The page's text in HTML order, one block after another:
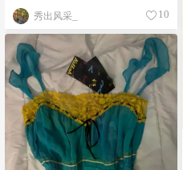
秀出风采_ 10